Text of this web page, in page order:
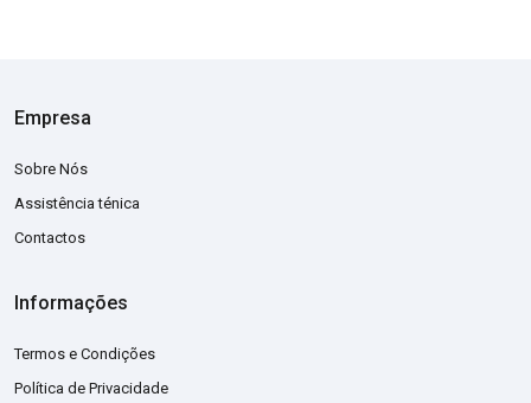
Empresa
Sobre Nós
Assistência ténica
Contactos
Informações
Termos e Condições
Política de Privacidade